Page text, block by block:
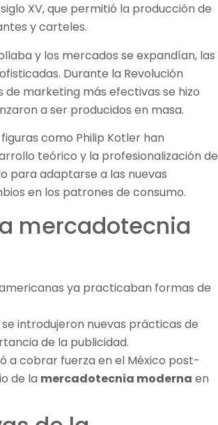
XV, que permitió la producción de
y carteles.
y los mercados se expandían, las
Durante la Revolución
de marketing más efectivas se hizo
a ser producidos en masa.
como Philip Kotler han
teórico y la profesionalización de
para adaptarse a las nuevas
en los patrones de consumo.
mercadotecnia
ya practicaban formas de
introdujeron nuevas prácticas de
de la publicidad.
a cobrar fuerza en el México post-
de la mercadotecnia moderna en